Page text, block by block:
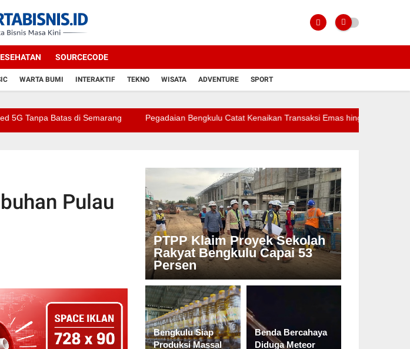
SOURCECODE
WARTA BUMI INTERAKTIF TEKNO WISATA ADVENTURE SPORT
Batas di Semarang Pegadaian Bengkulu Catat Kenaikan Transaksi Emas hingga 60 Persen
Pulau
PTPP Klaim Proyek Sekolah
Rakyat Bengkulu Capai 53
Persen
Bengkulu Siap
Produksi Massal
Benda Bercahaya
Diduga Meteor